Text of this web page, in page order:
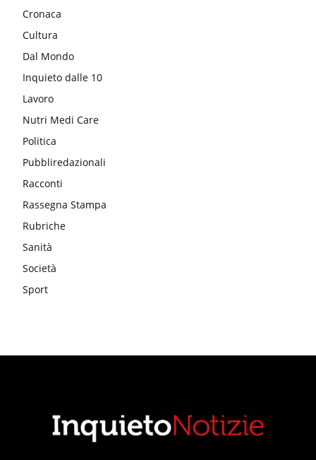
Cronaca
Cultura
Dal Mondo
Inquieto dalle 10
Lavoro
Nutri Medi Care
Politica
Pubbliredazionali
Racconti
Rassegna Stampa
Rubriche
Sanità
Società
Sport